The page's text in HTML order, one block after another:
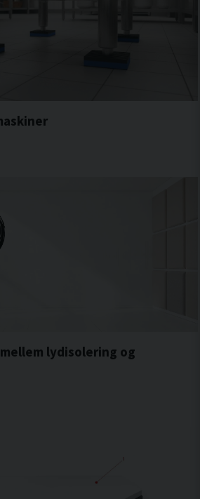
lydisolering og